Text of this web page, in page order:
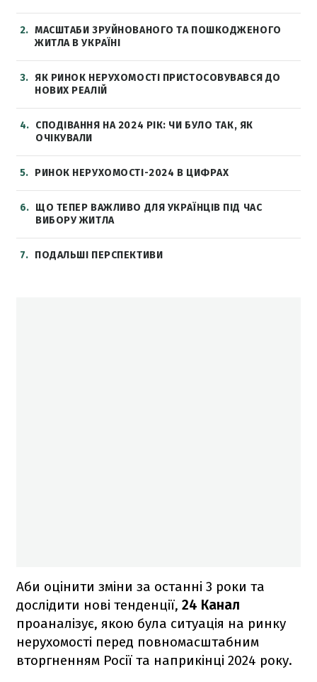
2
МАСШТАБИ ЗРУЙНОВАНОГО ТА ПОШКОДЖЕНОГО
ЖИТЛА В УКРАЇНІ
3
ЯК РИНОК НЕРУХОМОСТІ ПРИСТОСОВУВАВСЯ ДО
НОВИХ РЕАЛІЙ
4
СПОДІВАННЯ НА 2024 РІК: ЧИ БУЛО ТАК, ЯК
ОЧІКУВАЛИ
5 РИНОК НЕРУХОМОСТІ-2024 В ЦИФРАХ
6
ЩО ТЕПЕР ВАЖЛИВО ДЛЯ УКРАЇНЦІВ ПІД ЧАС
ВИБОРУ ЖИТЛА
7 ПОДАЛЬШІ ПЕРСПЕКТИВИ
Аби оцінити зміни за останні 3 роки та
дослідити нові тенденції, 24 Канал
проаналізує, якою була ситуація на ринку
нерухомості перед повномасштабним
вторгненням Росії та наприкінці 2024 року.